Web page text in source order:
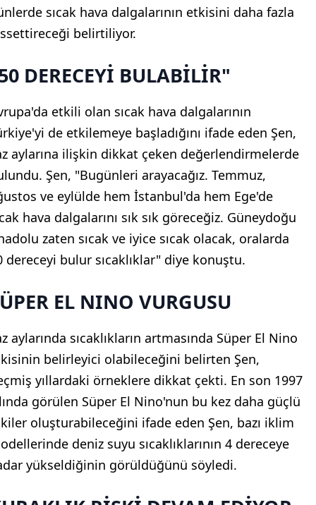
sıcak hava dalgalarının etkisini daha fazla
belirtiliyor.
DERECEYİ BULABİLİR"
etkili olan sıcak hava dalgalarının
de etkilemeye başladığını ifade eden Şen,
aylarına ilişkin dikkat çeken değerlendirmelerde
Şen, "Bugünleri arayacağız. Temmuz,
ve eylülde hem İstanbul'da hem Ege'de
hava dalgalarını sık sık göreceğiz. Güneydoğu
zaten sıcak ve iyice sıcak olacak, oralarda
dereceyi bulur sıcaklıklar" diye konuştu.
EL NINO VURGUSU
aylarında sıcaklıkların artmasında Süper El Nino
belirleyici olabileceğini belirten Şen,
yıllardaki örneklere dikkat çekti. En son 1997
görülen Süper El Nino'nun bu kez daha güçlü
oluşturabileceğini ifade eden Şen, bazı iklim
deniz suyu sıcaklıklarının 4 dereceye
yükseldiğinin görüldüğünü söyledi.